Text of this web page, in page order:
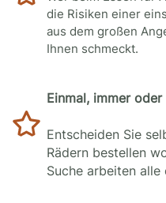
die Risiken einer
aus dem großen
Ihnen schmeckt.
Einmal, immer
Entscheiden Sie
Rädern bestellen
Suche arbeiten